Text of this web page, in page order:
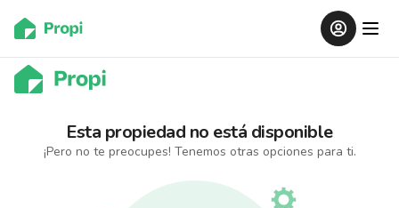
Esta propiedad no está disponible
¡Pero no te preocupes! Tenemos otras opciones para ti.